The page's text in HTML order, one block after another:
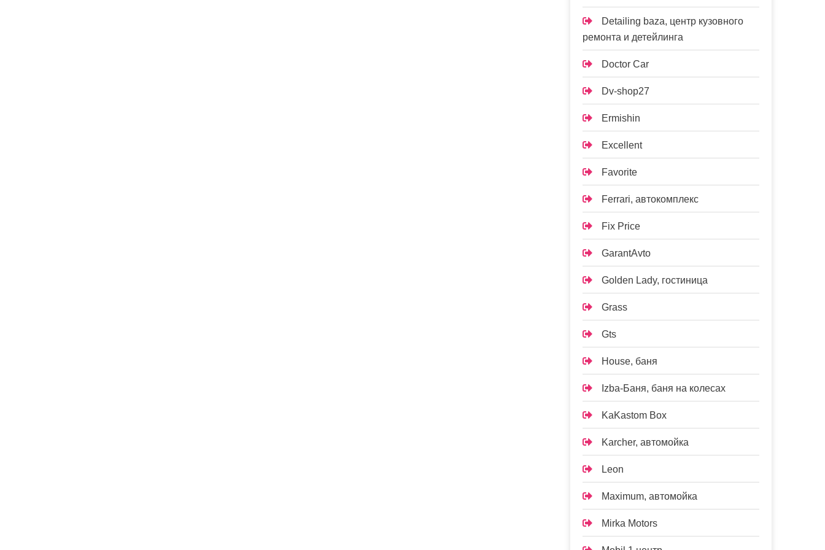
Detailing baza, центр кузовного
ремонта и детейлинга
Doctor Car
Dv-shop27
Ermishin
Excellent
Favorite
Ferrari, автокомплекс
Fix Price
GarantAvto
Golden Lady, гостиница
Grass
Gts
House, баня
Izba-Баня, баня на колесах
KaKastom Box
Karcher, автомойка
Leon
Maximum, автомойка
Mirka Motors